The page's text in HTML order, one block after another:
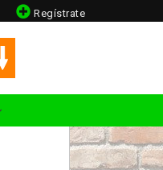
Regístrate